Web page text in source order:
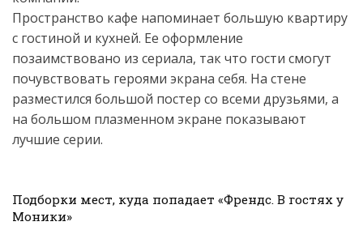
Пространство кафе напоминает большую квартиру
с гостиной и кухней. Ее оформление
позаимствовано из сериала, так что гости смогут
почувствовать героями экрана себя. На стене
разместился большой постер со всеми друзьями, а
на большом плазменном экране показывают
лучшие серии.
Подборки мест, куда попадает «Френдс. В гостях у
Моники»